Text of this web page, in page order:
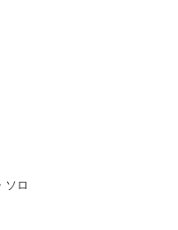
ソロ